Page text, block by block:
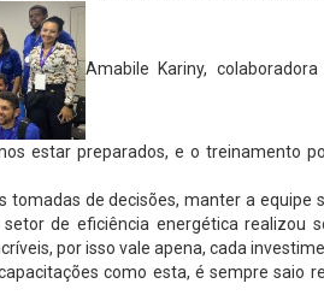
Amabile Kariny,
estar preparados, e o treinamento
tomadas de decisões, manter a
de eficiência energética realizou
por isso vale apena, cada
como esta, é sempre saio